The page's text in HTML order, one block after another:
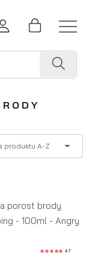
produktu A-Z
porost brody
- 100ml - Angry
4.7